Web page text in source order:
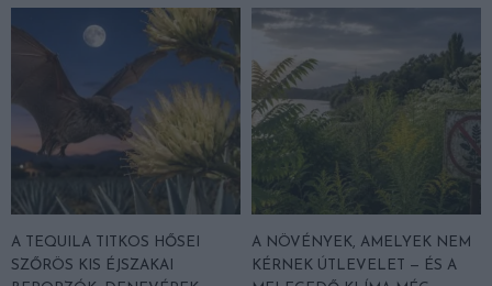
A TEQUILA TITKOS HŐSEI
SZŐRÖS KIS ÉJSZAKAI
A NÖVÉNYEK, AMELYEK NEM
KÉRNEK ÚTLEVELET — ÉS A